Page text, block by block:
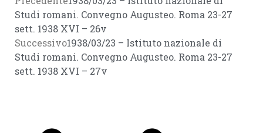
Studi romani. Convegno Augusteo. Roma 23-27
sett. 1938 XVI – 26v
Successivo1938/03/23 – Istituto nazionale di
Studi romani. Convegno Augusteo. Roma 23-27
sett. 1938 XVI – 27v